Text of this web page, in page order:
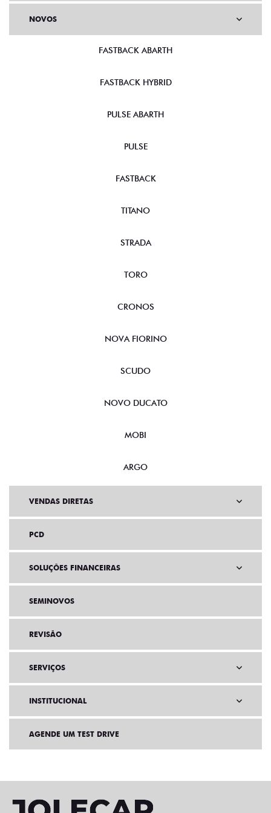
NOVOS
FASTBACK ABARTH
FASTBACK HYBRID
PULSE ABARTH
PULSE
FASTBACK
TITANO
STRADA
TORO
CRONOS
NOVA FIORINO
SCUDO
NOVO DUCATO
MOBI
ARGO
VENDAS DIRETAS
PCD
SOLUÇÕES FINANCEIRAS
SEMINOVOS
REVISÃO
SERVIÇOS
INSTITUCIONAL
AGENDE UM TEST DRIVE